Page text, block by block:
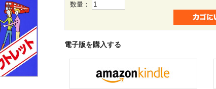
数量：
電子版を購入する